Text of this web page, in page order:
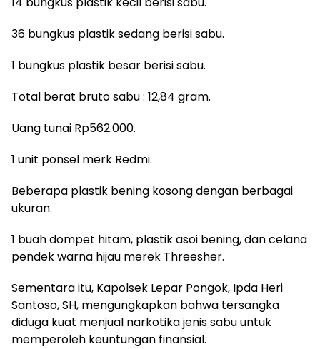
36 bungkus plastik sedang berisi sabu.
1 bungkus plastik besar berisi sabu.
Total berat bruto sabu : 12,84 gram.
Uang tunai Rp562.000.
1 unit ponsel merk Redmi.
Beberapa plastik bening kosong dengan berbagai
ukuran.
1 buah dompet hitam, plastik asoi bening, dan celana
pendek warna hijau merek Threesher.
Sementara itu, Kapolsek Lepar Pongok, Ipda Heri
Santoso, SH, mengungkapkan bahwa tersangka
diduga kuat menjual narkotika jenis sabu untuk
memperoleh keuntungan finansial.